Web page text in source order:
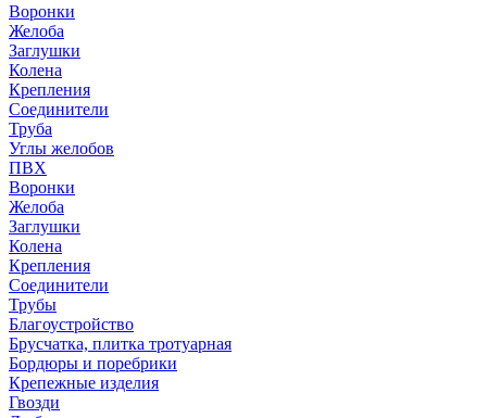
Воронки
Желоба
Заглушки
Колена
Крепления
Соединители
Труба
Углы желобов
ПВХ
Воронки
Желоба
Заглушки
Колена
Крепления
Соединители
Трубы
Благоустройство
Брусчатка, плитка тротуарная
Бордюры и поребрики
Крепежные изделия
Гвозди